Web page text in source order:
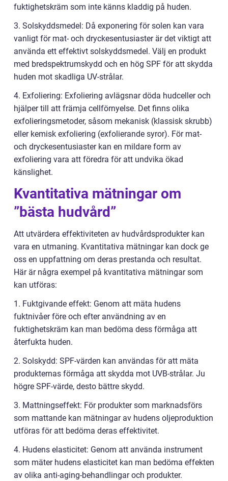
fuktighetskräm som inte känns kladdig på huden.
3. Solskyddsmedel: Då exponering för solen kan vara
vanligt för mat- och dryckesentusiaster är det viktigt att
använda ett effektivt solskyddsmedel. Välj en produkt
med bredspektrumskydd och en hög SPF för att skydda
huden mot skadliga UV-strålar.
4. Exfoliering: Exfoliering avlägsnar döda hudceller och
hjälper till att främja cellförnyelse. Det finns olika
exfolieringsmetoder, såsom mekanisk (klassisk skrubb)
eller kemisk exfoliering (exfolierande syror). För mat-
och dryckesentusiaster kan en mildare form av
exfoliering vara att föredra för att undvika ökad
känslighet.
Kvantitativa mätningar om
”bästa hudvård”
Att utvärdera effektiviteten av hudvårdsprodukter kan
vara en utmaning. Kvantitativa mätningar kan dock ge
oss en uppfattning om deras prestanda och resultat.
Här är några exempel på kvantitativa mätningar som
kan utföras:
1. Fuktgivande effekt: Genom att mäta hudens
fuktnivåer före och efter användning av en
fuktighetskräm kan man bedöma dess förmåga att
återfukta huden.
2. Solskydd: SPF-värden kan användas för att mäta
produkternas förmåga att skydda mot UVB-strålar. Ju
högre SPF-värde, desto bättre skydd.
3. Mattningseffekt: För produkter som marknadsförs
som mattande kan mätningar av hudens oljeproduktion
utföras för att bedöma deras effektivitet.
4. Hudens elasticitet: Genom att använda instrument
som mäter hudens elasticitet kan man bedöma effekten
av olika anti-aging-behandlingar och produkter.